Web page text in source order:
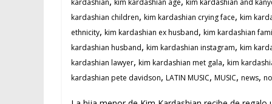
kardashian kim kardashian age kim kardashian and
kardashian children, kim kardashian crying face, kim
ethnicity, kim kardashian ex husband, kim kardashian
kardashian husband, kim kardashian instagram, kim
kardashian lawyer, kim kardashian met gala, kim
kardashian pete davidson, LATIN MUSIC, MUSIC, news,